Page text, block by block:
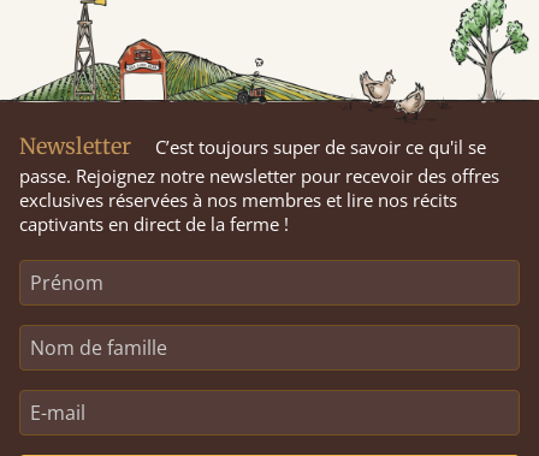
Newsletter
C’est toujours super de savoir ce qu'il se
passe. Rejoignez notre newsletter pour recevoir des offres
exclusives réservées à nos membres et lire nos récits
captivants en direct de la ferme !